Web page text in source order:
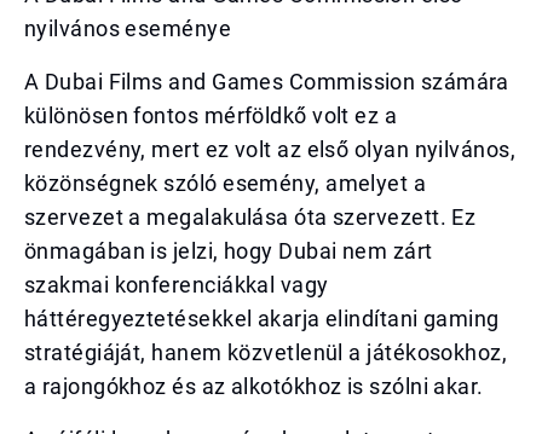
nyilvános eseménye
A Dubai Films and Games Commission számára
különösen fontos mérföldkő volt ez a
rendezvény, mert ez volt az első olyan nyilvános,
közönségnek szóló esemény, amelyet a
szervezet a megalakulása óta szervezett. Ez
önmagában is jelzi, hogy Dubai nem zárt
szakmai konferenciákkal vagy
háttéregyeztetésekkel akarja elindítani gaming
stratégiáját, hanem közvetlenül a játékosokhoz,
a rajongókhoz és az alkotókhoz is szólni akar.